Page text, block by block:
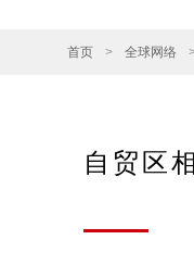
首页 > 全球网络
自贸区